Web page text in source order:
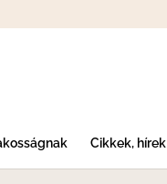
Cikkek, hírek